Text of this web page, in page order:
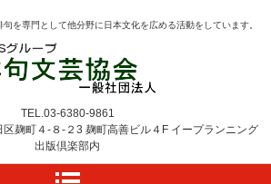
を専門として他分野に日本文化を広める活動をしています。
TEL.03-6380-9861
麹町４-８-２3 麹町高善ビル４F イープランニング
出版倶楽部内